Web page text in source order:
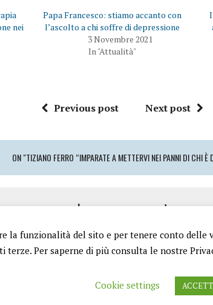
nei
Papa Francesco: stiamo accanto con
l’ascolto a chi soffre di depressione
3 Novembre 2021
In "Attualità"
Previous post Next post
ON "TIZIANO FERRO “IMPARATE A METTERVI NEI PANNI DI CHI È
Leave a comment
Devi essereconnessoper inviare un
GESTITO DA FRANCESCO TV - PARTITA IVA 08792490727 -
la funzionalità del sito e per tenere conto
Per saperne di più consulta le nostre
Cookie settings